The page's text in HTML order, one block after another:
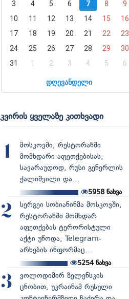
3
4 5 6 7 8
9
10
11 12 13 14 15
16
17
18 19 20 21 22
23
24
25 26 27 28 29
30
31
1 2 3 4 5 6
დღევანდელი
კვირის ყველაზე კითხვადი
1
მოსკოვში, რესტორანში
მომხდარი აფეთქებისას,
სავარაუდოდ, რუსი გენერლის
ქალიშვილი და...
5958 ნახვა
2
სერგეი სობიანინმა მოსკოვში,
რესტორანში მომხდარ
აფეთქებას ტერორისტული
აქტი უწოდა, Telegram-
არხების ინფორმაც...
5254ნახვა
3
ვოლოდიმირ ზელენსკის
ცნობით, უკრაინამ რუსული